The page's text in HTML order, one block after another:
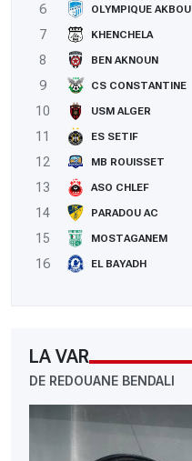
6
OLYMPIQUE AKBOU
7
KHENCHELA
8
BEN AKNOUN
9
CS CONSTANTINE
10
USM ALGER
11
ES SETIF
12
MB ROUISSET
13
ASO CHLEF
14
PARADOU AC
15
MOSTAGANEM
16
EL BAYADH
LA VAR
DE REDOUANE BENDALI